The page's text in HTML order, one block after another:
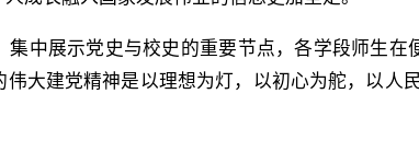
集中展示党史与校史的重要节点，各学段师生在
大建党精神是以理想为灯，以初心为舵，以人